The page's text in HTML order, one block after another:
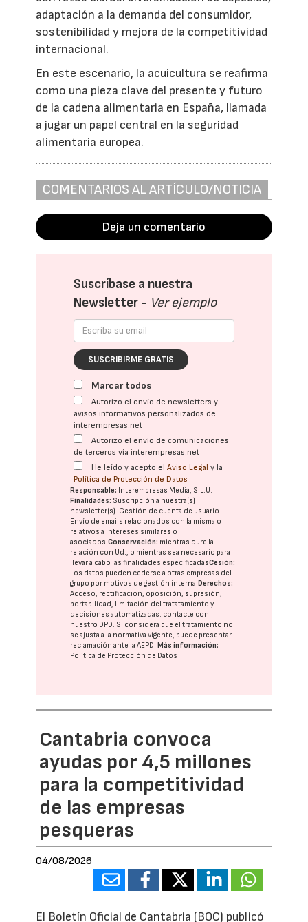
adaptación a la demanda del consumidor,
sostenibilidad y mejora de la competitividad
internacional.
En este escenario, la acuicultura se reafirma
como una pieza clave del presente y futuro
de la cadena alimentaria en España, llamada
a jugar un papel central en la seguridad
alimentaria europea.
COMENTARIOS AL ARTÍCULO/NOTICIA
Deja un comentario
Suscríbase a nuestra
Newsletter - Ver ejemplo
SUSCRIBIRME GRATIS
Marcar todos
Autorizo el envío de newsletters y
avisos informativos personalizados de
interempresas.net
Autorizo el envío de comunicaciones
de terceros vía interempresas.net
He leído y acepto elAviso Legal y la
Política de Protección de Datos
Responsable: Interempresas Media, S.L.U.
Finalidades: Suscripción a nuestra(s)
newsletter(s). Gestión de cuenta de usuario.
Envío de emails relacionados con la misma o
relativos a intereses similares o
asociados.Conservación: mientras dure la
relación con Ud., o mientras sea necesario para
llevar a cabo las finalidades especificadasCesión:
Los datos pueden cederse a otras empresas del
grupo por motivos de gestión interna.Derechos:
Acceso, rectificación, oposición, supresión,
portabilidad, limitación del tratatamiento y
decisiones automatizadas: contacte con
nuestro DPD. Si considera que el tratamiento no
se ajusta a la normativa vigente, puede presentar
reclamación ante laAEPD.Más información:
Política de Protección de Datos
Cantabria convoca
ayudas por 4,5 millones
para la competitividad
de las empresas
pesqueras
04/08/2026
El Boletín Oficial de Cantabria (BOC) publicó